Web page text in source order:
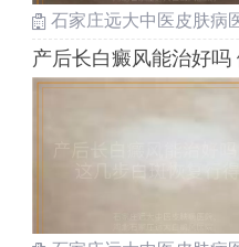
石家庄远大中医皮肤病
产后长白癜风能治好